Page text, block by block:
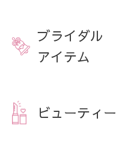
ブライダル
アイテム
ビューティー